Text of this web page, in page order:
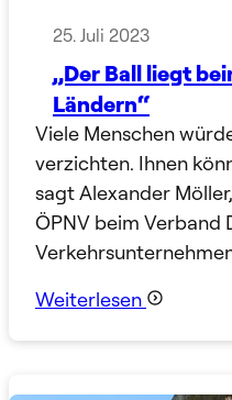
25. Juli 2023
„Der Ball liegt
Ländern“
Viele Menschen
verzichten. Ihnen
sagt Alexander
ÖPNV beim Verband
Weiterlesen